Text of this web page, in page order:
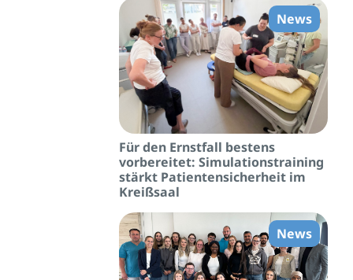
News
Für den Ernstfall bestens
vorbereitet: Simulationstraining
stärkt Patientensicherheit im
Kreißsaal
News